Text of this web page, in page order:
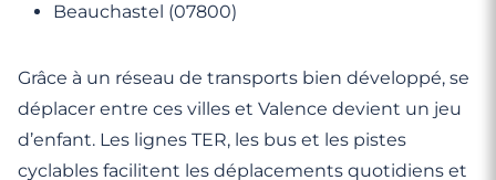
Beauchastel (07800)
Grâce à un réseau de transports bien développé, se
déplacer entre ces villes et Valence devient un jeu
d’enfant. Les lignes TER, les bus et les pistes
cyclables facilitent les déplacements quotidiens et